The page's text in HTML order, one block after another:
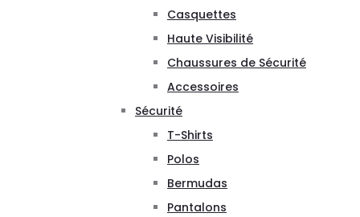
Casquettes
Haute Visibilité
Chaussures de Sécurité
Accessoires
Sécurité
T-Shirts
Polos
Bermudas
Pantalons